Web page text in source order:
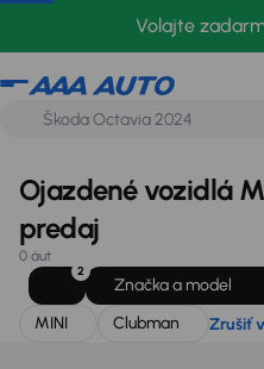
Volajte
MINI
Ojazdené vozidlá
predaj
0 áut
2
Značka a model
MINI
Clubman Zrušiť